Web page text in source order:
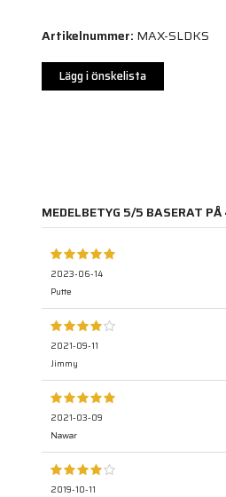
Artikelnummer: MAX-SLDKS
Lägg i önskelista
MEDELBETYG 5/5 BASERAT PÅ
2023-06-14
Putte
2021-09-11
Jimmy
2021-03-09
Nawar
2019-10-11